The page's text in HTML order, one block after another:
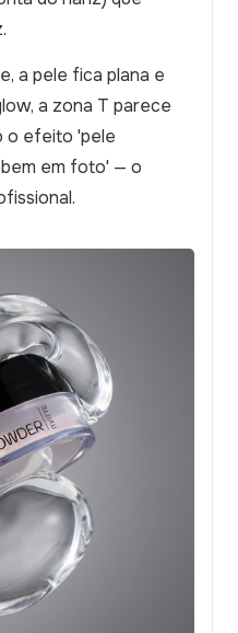
a pele fica plana e
a zona T parece
o efeito 'pele
em foto' — o